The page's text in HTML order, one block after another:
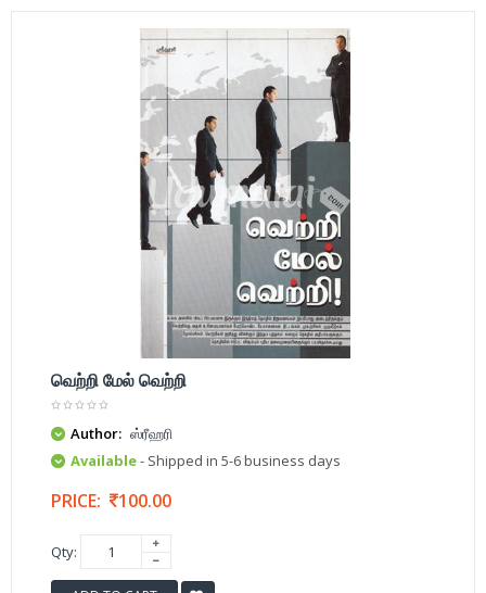
வெற்றி மேல் வெற்றி
Author: ஸ்ரீஹரி
Available- Shipped in 5-6 business days
PRICE: 100.00
Qty: